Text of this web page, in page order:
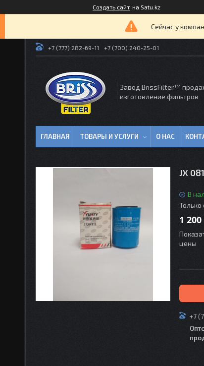
Создать сайт на Satu.kz
Сейчас у
+7 (777) 282-69-11 +7 (700) 240-25-01
Завод BrissFilter™
изготовление фильтров
ГЛАВНАЯ ТОВАРЫ И УСЛУГИ О НАС
JX
В
Только
1 200
цены
+7